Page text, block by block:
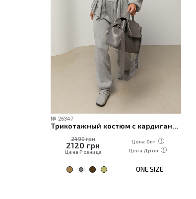
№ 26347
Трикотажный костюм с кардиганом, топом и брюками
2490 грн
2120 грн
Цена Розница
Цена Опт
Цена Дроп
ONE SIZE